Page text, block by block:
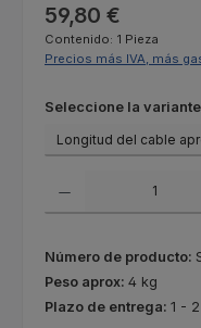
Precio normal:
59,80 €
Contenido: 1 Pieza
Precios más IVA, más
Seleccione
Seleccione la variante
Número de producto:
Peso aprox: 4 kg
Plazo de entrega: 1 -